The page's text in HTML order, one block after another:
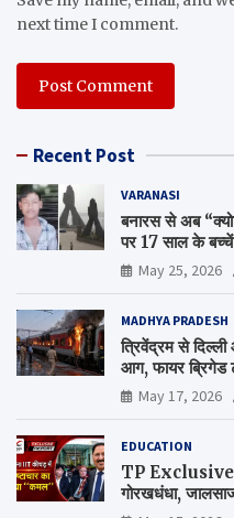
next time I comment.
Recent Post
VARANASI
बनारस से अब
पर 17 साल के बच्चें
May 25, 2026
MADHYA PRADESH
त्रिवेंद्रम से
आग, फायर ब्रिगेड
May 17, 2026
EDUCATION
TP
गोरखधंधा,